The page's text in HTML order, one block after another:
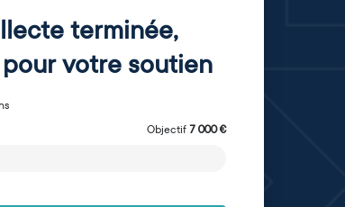
terminée,
votre soutien
Objectif 7 000€